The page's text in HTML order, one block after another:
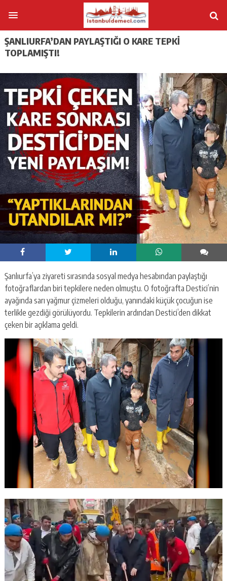
ŞANLIURFA’DAN PAYLAŞTIĞI O KARE TEPKI
TOPLAMIŞTI!
Şanlıurfa’ya ziyareti sırasında sosyal medya hesabından paylaştığı
fotoğraflardan biri tepkilere neden olmuştu. O fotoğrafta Destici’nin
ayağında sarı yağmur çizmeleri olduğu, yanındaki küçük çocuğun ise
terlikle gezdiği görülüyordu. Tepkilerin ardından Destici’den dikkat
çeken bir açıklama geldi.